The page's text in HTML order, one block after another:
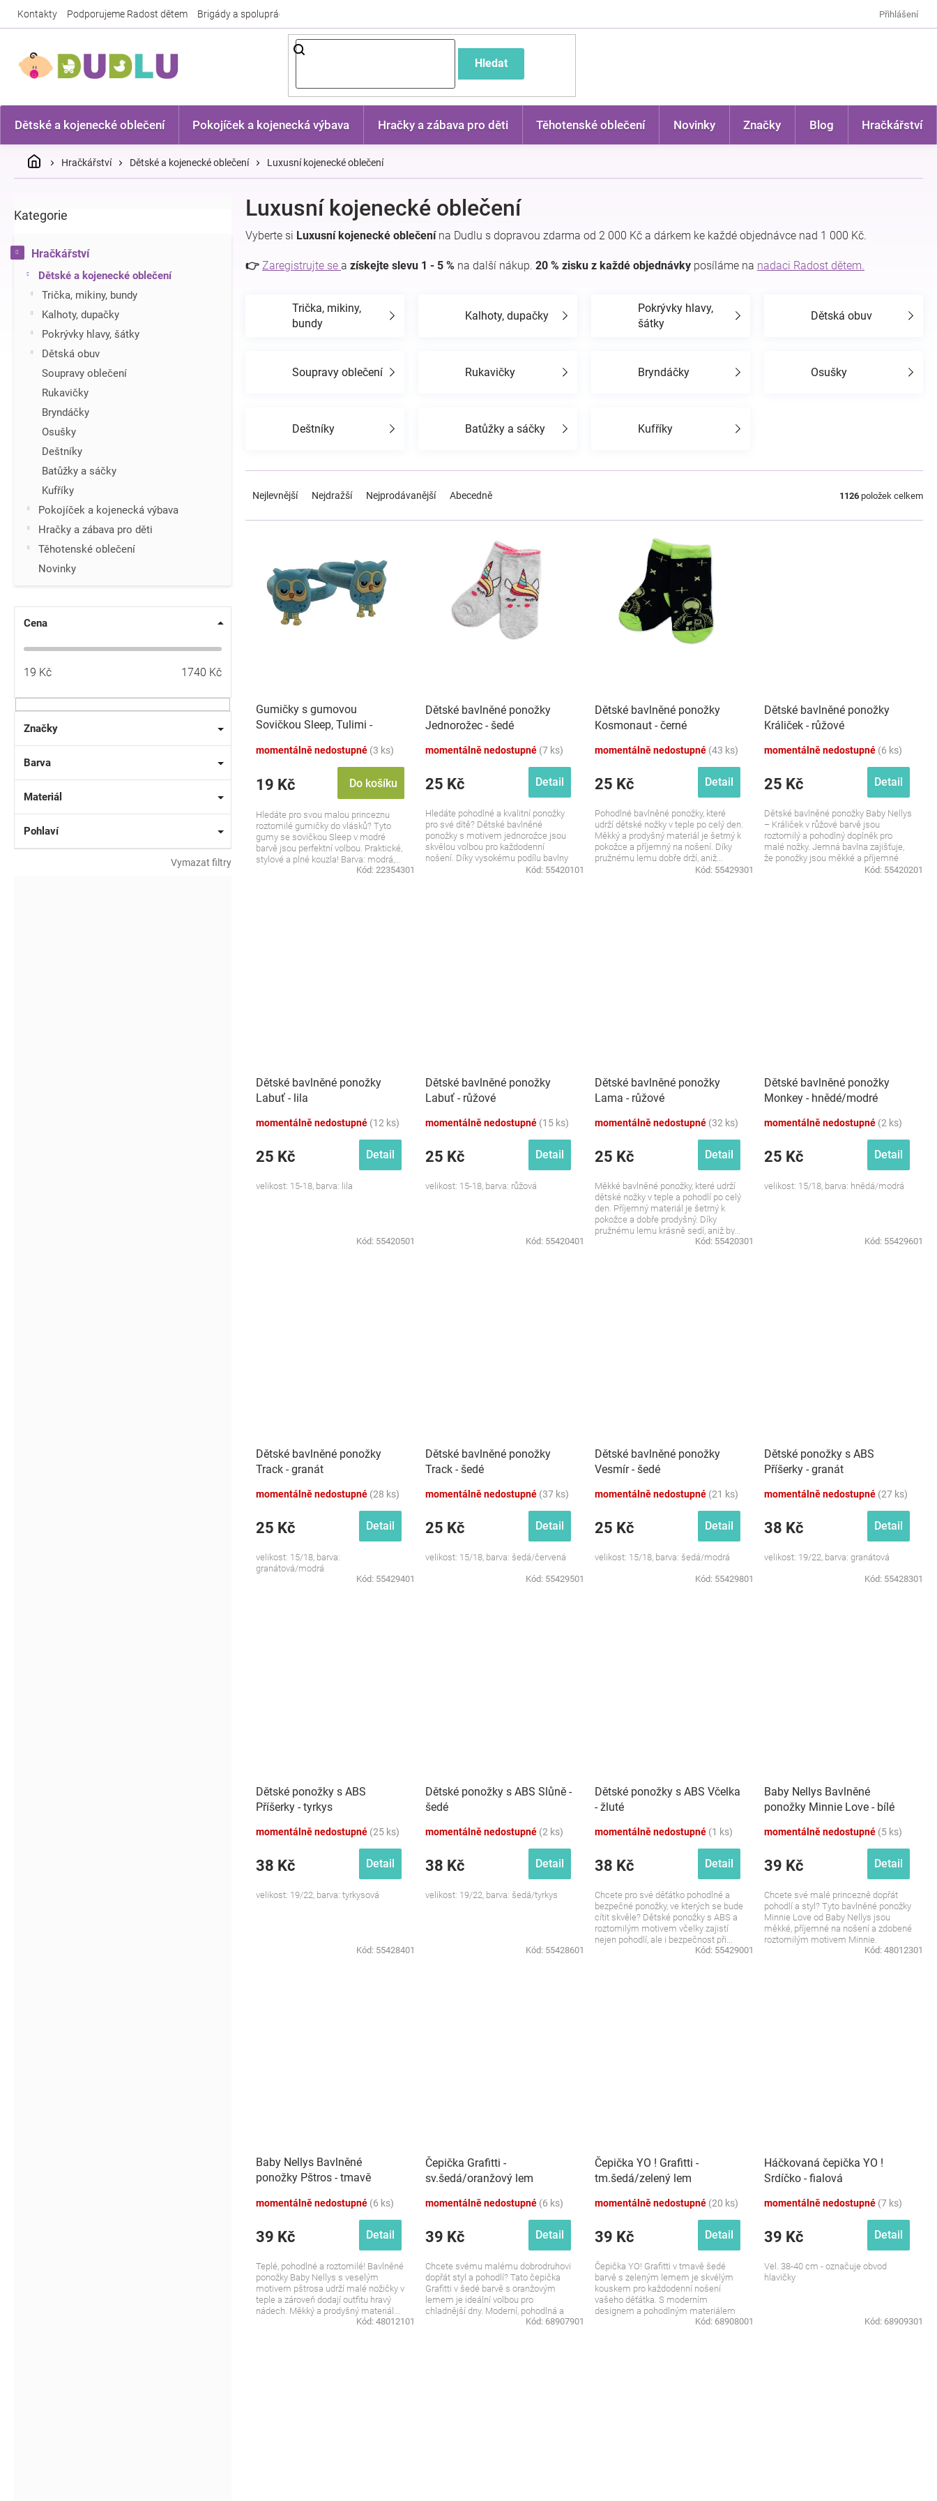
Kontakty Podporujeme Radost dětem Brigády a spolupráce Přihlášení
Hledat
Dětské a kojenecké oblečení Pokojíček a kojenecká výbava Hračky a zábava pro děti Těhotenské oblečení Novinky Značky Blog Hračkářství
DomůHračkářství Dětské a kojenecké oblečení Luxusní kojenecké oblečení
o
t
r
Přeskočit
Kategorie
Hračkářství
Dětské a kojenecké oblečení
Trička, mikiny, bundy
Kalhoty, dupačky
Pokrývky hlavy, šátky
Dětská obuv
Soupravy oblečení
Rukavičky
Bryndáčky
Osušky
Deštníky
Batůžky a sáčky
Kufříky
Pokojíček a kojenecká výbava
Hračky a zábava pro děti
Těhotenské oblečení
Novinky
Cena
19 Kč 1740 Kč
Značky
Barva
Materiál
Pohlaví
Vymazat filtry
Luxusní kojenecké oblečení
Vyberte si Luxusní kojenecké oblečenína Dudlu s dopravou zdarma od 2 000 Kč a dárkem ke každé objednávce nad 1 000 Kč.
👉 Zaregistrujte se a získejte slevu 1 - 5 % na další nákup. 20 % zisku z každé objednávky posíláme na nadaci Radost dětem.
Trička, mikiny,
bundy
Kalhoty, dupačky
Pokrývky hlavy,
šátky
Dětská obuv
Soupravy oblečení Rukavičky Bryndáčky Osušky
Deštníky Batůžky a sáčky Kufříky
e
Nejlevnější Nejdražší Nejprodávanější Abecedně 1126 položek celkem
Gumičky s gumovou
Sovičkou Sleep, Tulimi -
momentálně nedostupné (3 ks)
19 Kč Do košíku
Hledáte pro svou malou princeznu
roztomilé gumičky do vlásků? Tyto
gumy se sovičkou Sleep v modré
barvě jsou perfektní volbou. Praktické,
stylové a plné kouzla! Barva: modrá,...
Kód: 22354301
Dětské bavlněné ponožky
Jednorožec - šedé
momentálně nedostupné (7 ks)
25 Kč Detail
Hledáte pohodlné a kvalitní ponožky
pro své dítě? Dětské bavlněné
ponožky s motivem jednorožce jsou
skvělou volbou pro každodenní
nošení. Díky vysokému podílu bavlny
Kód: 55420101
Dětské bavlněné ponožky
Kosmonaut - černé
momentálně nedostupné (43 ks)
25 Kč Detail
Pohodlné bavlněné ponožky, které
udrží dětské nožky v teple po celý den.
Měkký a prodyšný materiál je šetrný k
pokožce a příjemný na nošení. Díky
pružnému lemu dobře drží, aniž...
Kód: 55429301
Dětské bavlněné ponožky
Králiček - růžové
momentálně nedostupné (6 ks)
25 Kč Detail
Dětské bavlněné ponožky Baby Nellys
– Králiček v růžové barvě jsou
roztomilý a pohodlný doplněk pro
malé nožky. Jemná bavlna zajišťuje,
že ponožky jsou měkké a příjemné
Kód: 55420201
Dětské bavlněné ponožky
Labuť - lila
momentálně nedostupné (12 ks)
25 Kč Detail
velikost: 15-18, barva: lila
Kód: 55420501
Dětské bavlněné ponožky
Labuť - růžové
momentálně nedostupné (15 ks)
25 Kč Detail
velikost: 15-18, barva: růžová
Kód: 55420401
Dětské bavlněné ponožky
Lama - růžové
momentálně nedostupné (32 ks)
25 Kč Detail
Měkké bavlněné ponožky, které udrží
dětské nožky v teple a pohodlí po celý
den. Příjemný materiál je šetrný k
pokožce a dobře prodyšný. Díky
pružnému lemu krásně sedí, aniž by...
Kód: 55420301
Dětské bavlněné ponožky
Monkey - hnědé/modré
momentálně nedostupné (2 ks)
25 Kč Detail
velikost: 15/18, barva: hnědá/modrá
Kód: 55429601
Dětské bavlněné ponožky
Track - granát
momentálně nedostupné (28 ks)
25 Kč Detail
velikost: 15/18, barva:
granátová/modrá
Kód: 55429401
Dětské bavlněné ponožky
Track - šedé
momentálně nedostupné (37 ks)
25 Kč Detail
velikost: 15/18, barva: šedá/červená
Kód: 55429501
Dětské bavlněné ponožky
Vesmír - šedé
momentálně nedostupné (21 ks)
25 Kč Detail
velikost: 15/18, barva: šedá/modrá
Kód: 55429801
Dětské ponožky s ABS
Příšerky - granát
momentálně nedostupné (27 ks)
38 Kč Detail
velikost: 19/22, barva: granátová
Kód: 55428301
Dětské ponožky s ABS
Příšerky - tyrkys
momentálně nedostupné (25 ks)
38 Kč Detail
velikost: 19/22, barva: tyrkysová
Kód: 55428401
Dětské ponožky s ABS Slůně -
šedé
momentálně nedostupné (2 ks)
38 Kč Detail
velikost: 19/22, barva: šedá/tyrkys
Kód: 55428601
Dětské ponožky s ABS Včelka
- žluté
momentálně nedostupné (1 ks)
38 Kč Detail
Chcete pro své děťátko pohodlné a
bezpečné ponožky, ve kterých se bude
cítit skvěle? Dětské ponožky s ABS a
roztomilým motivem včelky zajistí
nejen pohodlí, ale i bezpečnost při...
Kód: 55429001
Baby Nellys Bavlněné
ponožky Minnie Love - bílé
momentálně nedostupné (5 ks)
39 Kč Detail
Chcete své malé princezně dopřát
pohodlí a styl? Tyto bavlněné ponožky
Minnie Love od Baby Nellys jsou
měkké, příjemné na nošení a zdobené
roztomilým motivem Minnie.
Kód: 48012301
Baby Nellys Bavlněné
ponožky Pštros - tmavě
momentálně nedostupné (6 ks)
39 Kč Detail
Teplé, pohodlné a roztomilé! Bavlněné
ponožky Baby Nellys s veselým
motivem pštrosa udrží malé nožičky v
teple a zároveň dodají outfitu hravý
nádech. Měkký a prodyšný materiál...
Kód: 48012101
Čepička Grafitti -
sv.šedá/oranžový lem
momentálně nedostupné (6 ks)
39 Kč Detail
Chcete svému malému dobrodruhovi
dopřát styl a pohodlí? Tato čepička
Grafitti v šedé barvě s oranžovým
lemem je ideální volbou pro
chladnější dny. Moderní, pohodlná a
Kód: 68907901
Čepička YO ! Grafitti -
tm.šedá/zelený lem
momentálně nedostupné (20 ks)
39 Kč Detail
Čepička YO! Grafitti v tmavě šedé
barvě s zeleným lemem je skvélým
kouskem pro každodenní nošení
vašeho děťátka. S moderním
designem a pohodlným materiálem
Kód: 68908001
Háčkovaná čepička YO !
Srdíčko - fialová
momentálně nedostupné (7 ks)
39 Kč Detail
Vel. 38-40 cm - označuje obvod
hlavičky
Kód: 68909301